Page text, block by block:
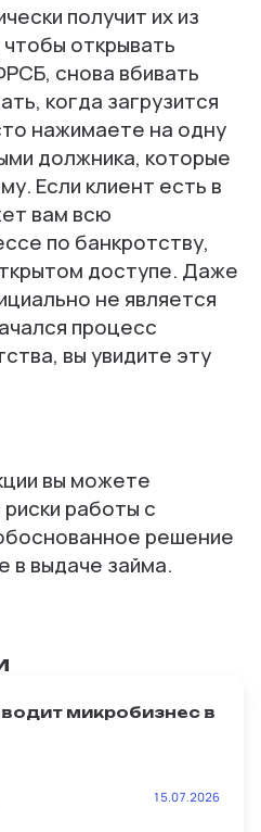
получит их из
открывать
снова вбивать
когда загрузится
нажимаете на одну
должника, которые
Если клиент есть в
вам всю
по банкротству,
доступе. Даже
не является
процесс
вы увидите эту
вы можете
работы с
решение
в выдаче займа.
микробизнес в
магазин на
15.07.2026